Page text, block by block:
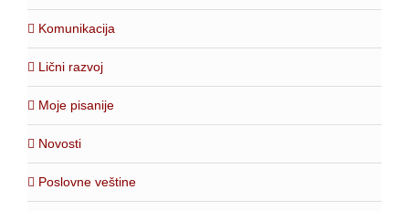
Komunikacija
Lični razvoj
Moje pisanije
Novosti
Poslovne veštine